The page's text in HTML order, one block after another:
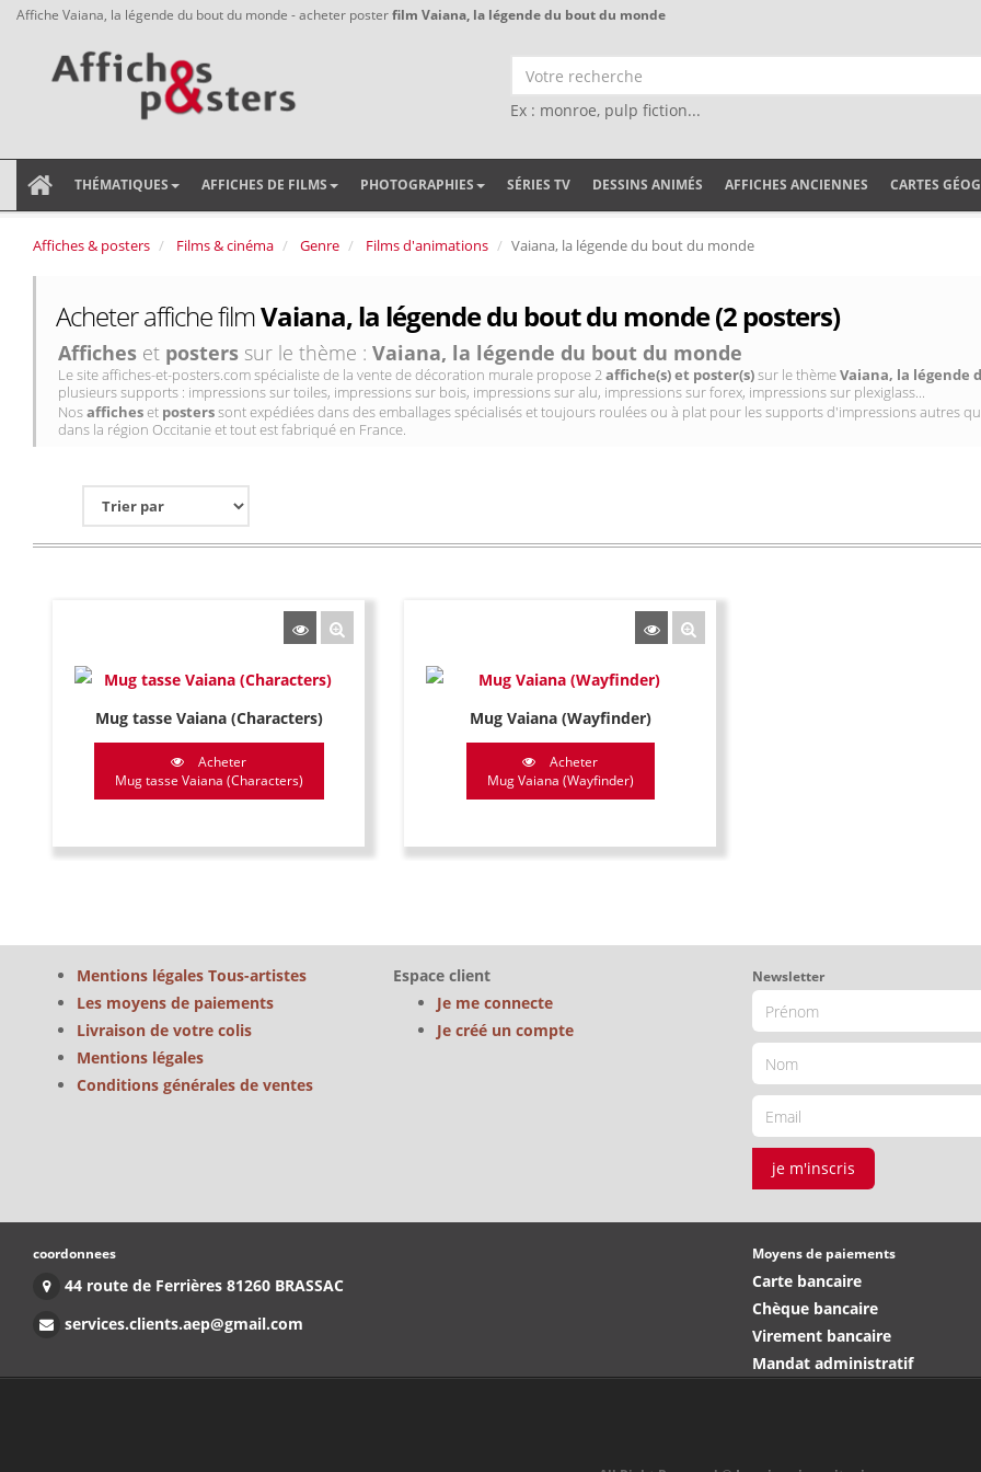
Affiche Vaiana, la légende du bout du monde - acheter posterfilm Vaiana, la légende du bout du monde
Ex : monroe, pulp fiction...
THÉMATIQUES AFFICHES DE FILMS PHOTOGRAPHIES SÉRIES TV DESSINS ANIMÉS AFFICHES ANCIENNES CARTES
Affiches & posters Films & cinéma Genre Films d'animations Vaiana, la légende du bout du monde
Acheter affiche filmVaiana, la légende du bout du monde (2 posters)
Affiches et posters sur le thème : Vaiana, la légende du bout du monde
Le site affiches-et-posters.com spécialiste de la vente de décoration murale propose 2affiche(s) et poster(s)sur le thèmeVaiana, la légende
plusieurs supports : impressions sur toiles, impressions sur bois, impressions sur alu, impressions sur forex, impressions sur plexiglass...
Nosafficheset posterssont expédiées dans des emballages spécialisés et toujours roulées ou à plat pour les supports d'impressions autres
dans la région Occitanie et tout est fabriqué en France.
Mug tasse Vaiana (Characters)
Acheter
Mug tasse Vaiana (Characters)
Mug Vaiana (Wayfinder)
Acheter
Mug Vaiana (Wayfinder)
Mentions légales Tous-artistes
Les moyens de paiements
Livraison de votre colis
Mentions légales
Conditions générales de ventes
Espace client
Je me connecte
Je créé un compte
Newsletter
je m'inscris
coordonnees
44 route de Ferrières 81260 BRASSAC
services.clients.aep@gmail.com
Moyens de paiements
Carte bancaire
Chèque bancaire
Virement bancaire
Mandat administratif